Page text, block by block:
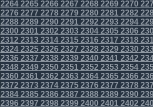
2264226522662267 226822692270
22762277 22782279228022812282
22882289229022912292 22932294
230023012302 2303230423052306
2312 23132314231523162317 2318
2324232523262327 232823292330
23362337 23382339234023412342
23482349235023512352 23532354
236023612362 2363236423652366
2372 23732374237523762377 2378
2384238523862387 238823892390
23962397 23982399240024012402